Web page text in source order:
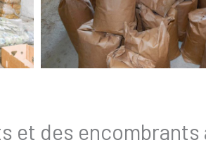
et des encombrants